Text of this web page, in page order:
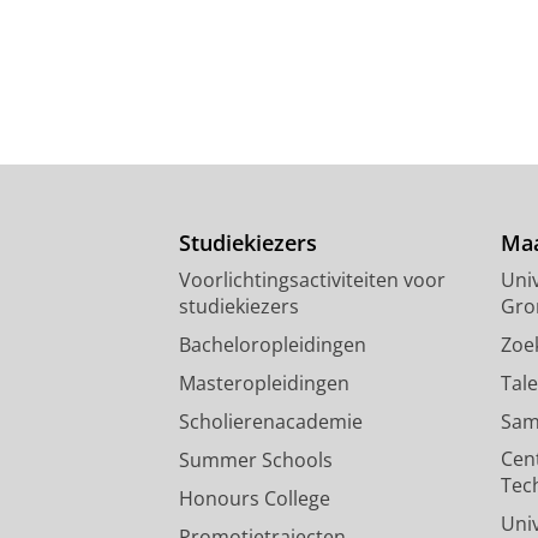
Studiekiezers
Voorlichtingsactiviteiten voor
studiekiezers
Bacheloropleidingen
Masteropleidingen
Scholierenacademie
Summer Schools
Honours College